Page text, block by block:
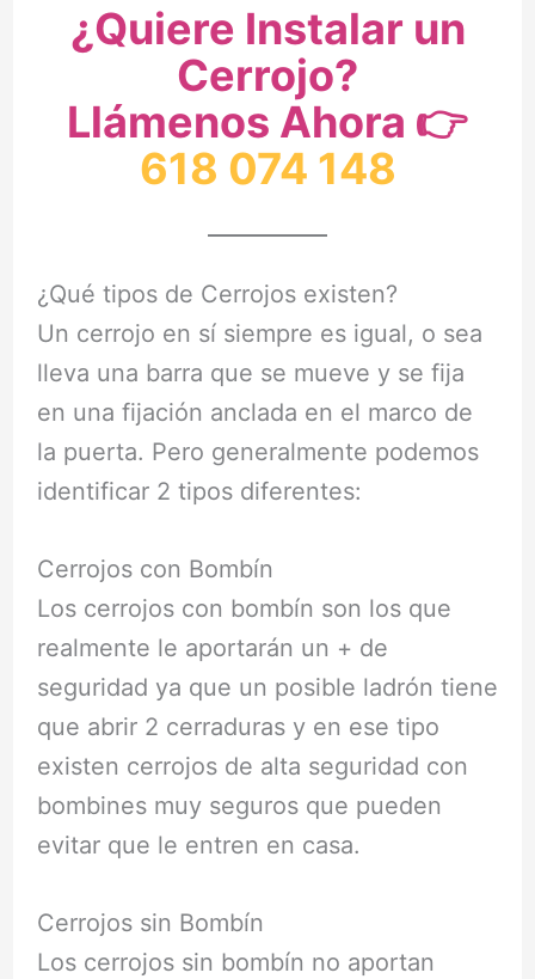
¿Quiere Instalar un
Cerrojo?
Llámenos Ahora 👉
618 074 148
¿Qué tipos de Cerrojos existen?
Un cerrojo en sí siempre es igual, o sea
lleva una barra que se mueve y se fija
en una fijación anclada en el marco de
la puerta. Pero generalmente podemos
identificar 2 tipos diferentes:
Cerrojos con Bombín
Los cerrojos con bombín son los que
realmente le aportarán un + de
seguridad ya que un posible ladrón tiene
que abrir 2 cerraduras y en ese tipo
existen cerrojos de alta seguridad con
bombines muy seguros que pueden
evitar que le entren en casa.
Cerrojos sin Bombín
Los cerrojos sin bombín no aportan